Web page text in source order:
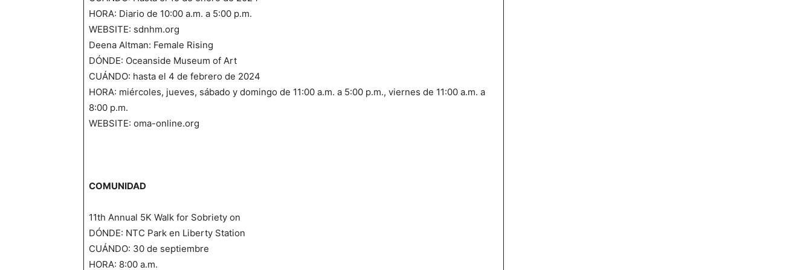
HORA: Diario de 10:00 a.m. a 5:00 p.m.
WEBSITE: sdnhm.org
Deena Altman: Female Rising
DÓNDE: Oceanside Museum of Art
CUÁNDO: hasta el 4 de febrero de 2024
HORA: miércoles, jueves, sábado y domingo de 11:00 a.m. a 5:00 p.m., viernes de 11:00 a.m. a
8:00 p.m.
WEBSITE: oma-online.org
COMUNIDAD
11th Annual 5K Walk for Sobriety on
DÓNDE: NTC Park en Liberty Station
CUÁNDO: 30 de septiembre
HORA: 8:00 a.m.